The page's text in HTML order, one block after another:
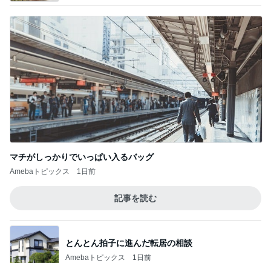
マチがしっかりでいっぱい入るバッグ
Amebaトピックス 1日前
記事を読む
とんとん拍子に進んだ転居の相談
Amebaトピックス 1日前